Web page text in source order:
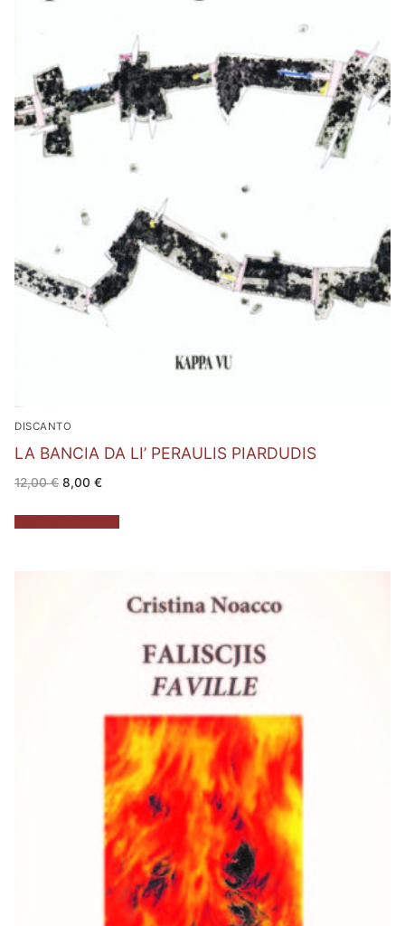
DISCANTO
LA BANCIA DA LI’ PERAULIS PIARDUDIS
12,00€ Il
prezzo
era:
12,00 €.
8,00 €Il
è:
8,00 €.